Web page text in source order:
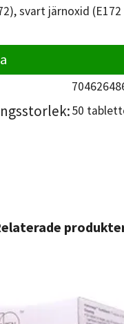
svart järnoxid (E172
50